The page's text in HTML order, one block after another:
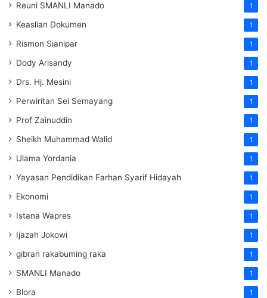
Reuni SMANLI Manado 1
Keaslian Dokumen 1
Rismon Sianipar 1
Dody Arisandy 1
Drs. Hj. Mesini 1
Perwiritan Sei Semayang 1
Prof Zainuddin 1
Sheikh Muhammad Walid 1
Ulama Yordania 1
Yayasan Pendidikan Farhan Syarif Hidayah 1
Ekonomi 1
Istana Wapres 1
Ijazah Jokowi 1
gibran rakabuming raka 1
SMANLI Manado 1
Blora 1